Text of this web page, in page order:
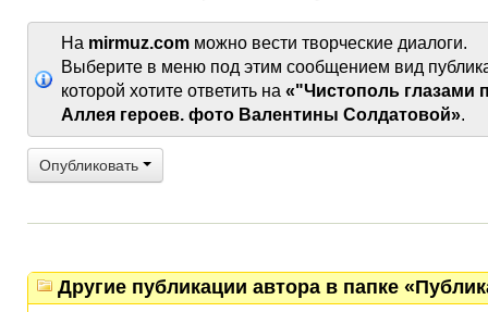
На mirmuz.com можно вести творческие диалоги.
Выберите в меню под этим сообщением вид
которой хотите ответить на «"Чистополь глазами
Аллея героев. фото Валентины Солдатовой».
Опубликовать
Другие публикации автора в папке